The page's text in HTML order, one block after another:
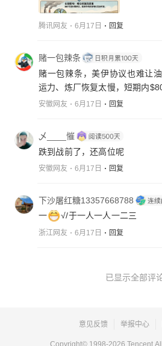
腾讯网友 6月17日 回复
赌一包辣条
赌一包辣条，美伊协议也难让
运力、炼厂恢复太慢，短期内
安徽网友 6月17日 回复
乄____慛
跌到战前了，还高位呢
安徽网友 6月17日 回复
下沙屠红糖13357668788
一
√/于一人一人一二三
浙江网友 6月17日 回复
已显示全部评
意见反馈 举报中心
Copyright© 1998-2026